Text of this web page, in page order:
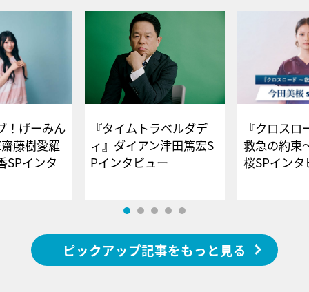
！げーみん
藤樹愛羅
SPインタ
『タイムトラベルダデ
ィ』ダイアン津田篤宏S
Pインタビュー
『クロス
救急の約束
桜SPイ
ピックアップ記事をもっと見る